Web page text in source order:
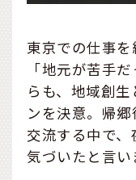
東京での仕事を
「地元が苦手
らも、地域創
ンを決意。帰
交流する中で
気づいたと言い